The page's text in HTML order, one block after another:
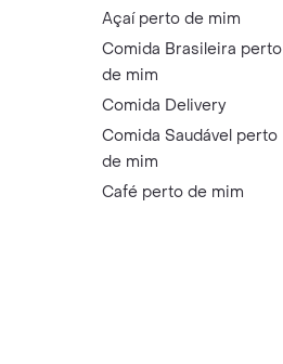
Açaí perto de mim
Comida Brasileira perto
de mim
Comida Delivery
Comida Saudável perto
de mim
Café perto de mim